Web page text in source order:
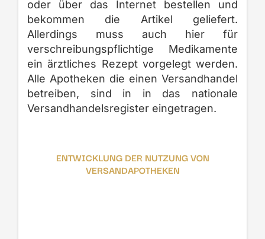
oder über das Internet bestellen und
bekommen die Artikel geliefert.
Allerdings muss auch hier für
verschreibungspflichtige Medikamente
ein ärztliches Rezept vorgelegt werden.
Alle Apotheken die einen Versandhandel
betreiben, sind in in das nationale
Versandhandelsregister eingetragen.
ENTWICKLUNG DER NUTZUNG VON
VERSANDAPOTHEKEN